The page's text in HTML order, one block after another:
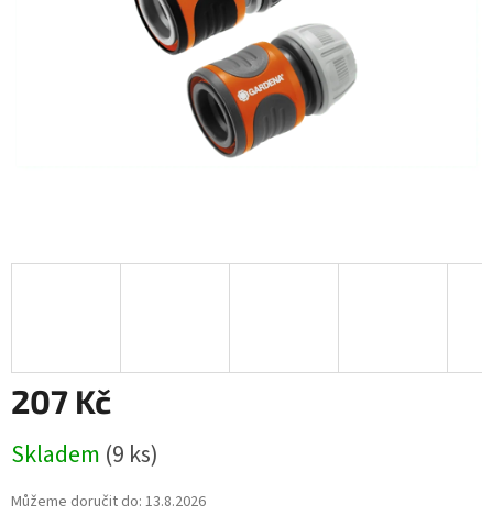
207 Kč
cena:
Skladem (9 ks)
Můžeme doručit do: 13.8.2026